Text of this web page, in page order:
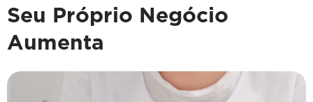
Seu Próprio Negócio
Aumenta